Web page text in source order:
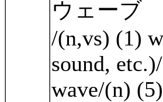
ウェーブ
/(n,vs) (1)
sound,
wave/(n)